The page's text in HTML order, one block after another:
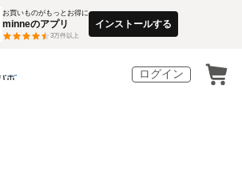
お買いものがもっとお得に
minneのアプリ
3万件以上
インストールする
ログイン